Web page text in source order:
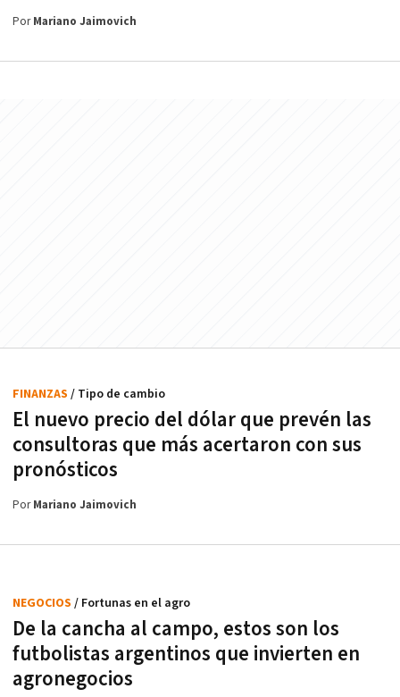
PorMariano Jaimovich
El nuevo precio del dólar que prevén las
consultoras que más acertaron con sus
pronósticos
FINANZAS / Tipo de cambio
PorMariano Jaimovich
De la cancha al campo, estos son los
futbolistas argentinos que invierten en
agronegocios
NEGOCIOS / Fortunas en el agro